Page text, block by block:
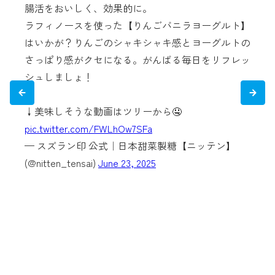
腸活をおいしく、効果的に。
ラフィノースを使った【りんごバニラヨーグルト】
はいかが？りんごのシャキシャキ感とヨーグルトの
さっぱり感がクセになる。がんばる毎日をリフレッ
シュしましょ！
↓美味しそうな動画はツリーから🤤
pic.twitter.com/FWLhOw7SFa
— スズラン印 公式｜日本甜菜製糖【ニッテン】
(@nitten_tensai) June 23, 2025